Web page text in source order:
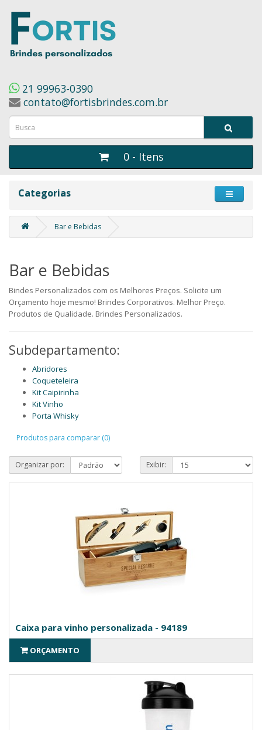
21 99963-0390
contato@fortisbrindes.com.br
0 - Itens
Categorias
Bar e Bebidas
Bar e Bebidas
Bindes Personalizados com os Melhores Preços. Solicite um
Orçamento hoje mesmo! Brindes Corporativos. Melhor Preço.
Produtos de Qualidade. Brindes Personalizados.
Subdepartamento:
Abridores
Coqueteleira
Kit Caipirinha
Kit Vinho
Porta Whisky
Produtos para comparar (0)
Organizar por: Exibir:
Caixa para vinho personalizada - 94189
ORÇAMENTO